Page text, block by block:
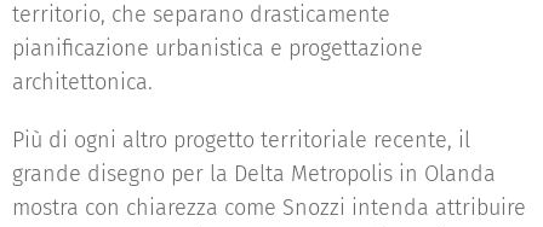
territorio, che separano drasticamente
pianificazione urbanistica e progettazione
architettonica.
Più di ogni altro progetto territoriale recente, il
grande disegno per la Delta Metropolis in Olanda
mostra con chiarezza come Snozzi intenda attribuire